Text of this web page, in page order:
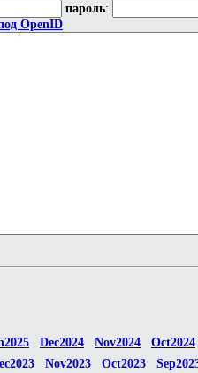
пароль:
OpenID
Dec2024 Nov2024
Oct2024
Nov2023 Oct2023